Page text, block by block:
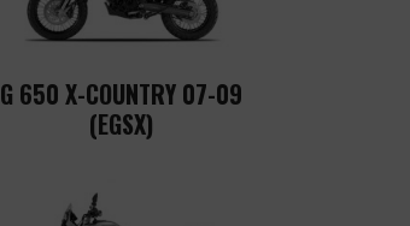
G 650 X-COUNTRY 07-09
(EGSX)